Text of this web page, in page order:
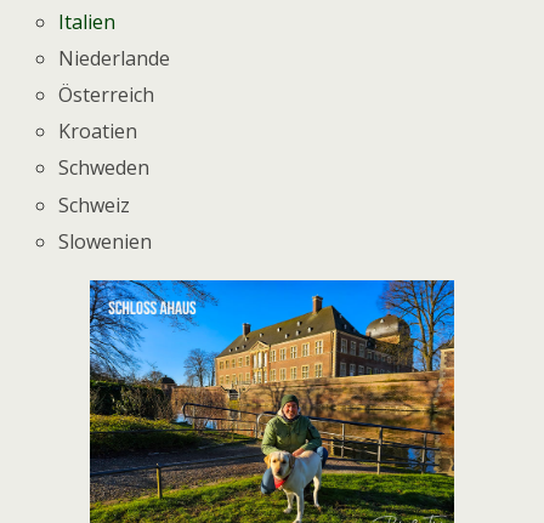
Italien
Niederlande
Österreich
Kroatien
Schweden
Schweiz
Slowenien